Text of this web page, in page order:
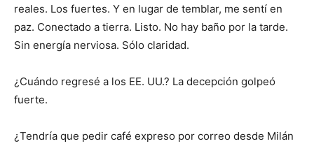
reales. Los fuertes. Y en lugar de temblar, me sentí en
paz. Conectado a tierra. Listo. No hay baño por la tarde.
Sin energía nerviosa. Sólo claridad.
¿Cuándo regresé a los EE. UU.? La decepción golpeó
fuerte.
¿Tendría que pedir café expreso por correo desde Milán